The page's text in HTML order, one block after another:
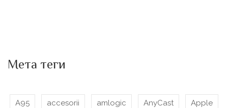
Мета теги
A95 accesorii amlogic AnyCast Apple